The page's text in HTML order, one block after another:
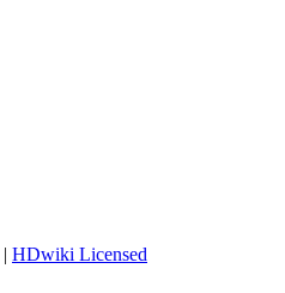
| HDwiki Licensed